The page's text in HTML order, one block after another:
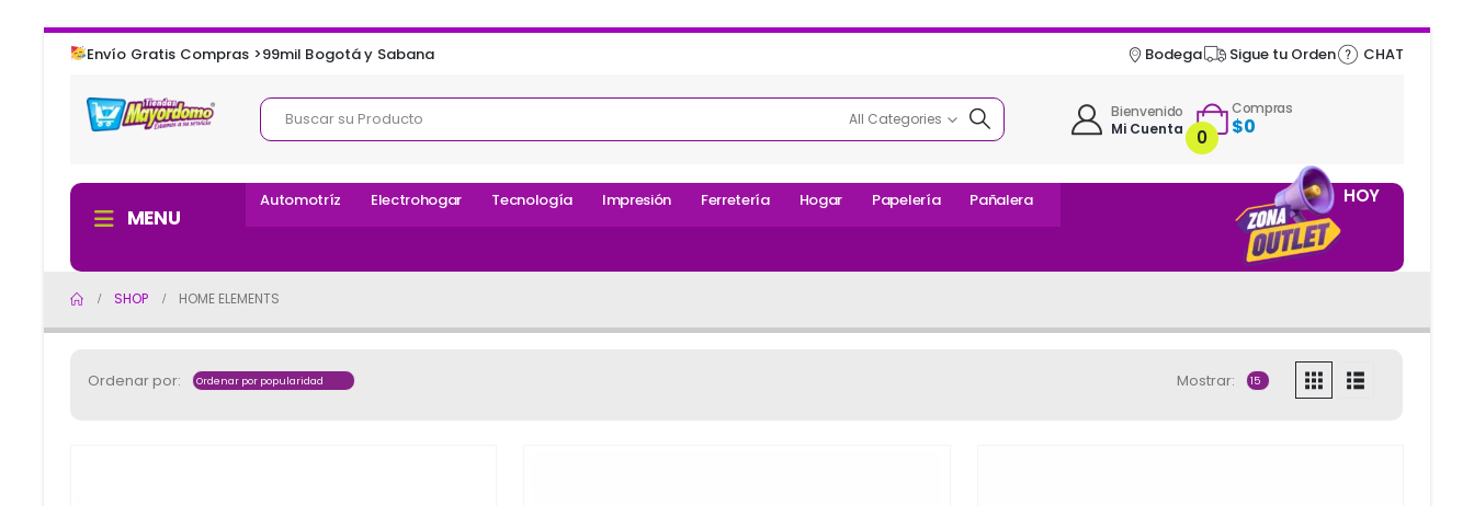
Envío Gratis Compras >99mil Bogotá y Sabana Bodega Sigue tu Orden CHAT
All Categories
Bienvenido
Mi Cuenta
0
Compras
$0
MENU
Automotríz Electrohogar Tecnología Impresión Ferretería Hogar Papelería Pañalera HOY
SHOP HOME ELEMENTS
Ordenar por: Mostrar: